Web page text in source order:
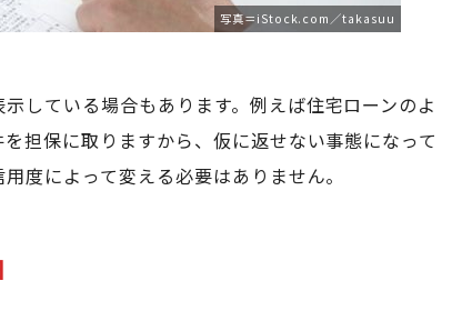
写真＝iStock.com／takasuu
している場合もあります。例えば住宅ローンのよ
担保に取りますから、仮に返せない事態になって
度によって変える必要はありません。